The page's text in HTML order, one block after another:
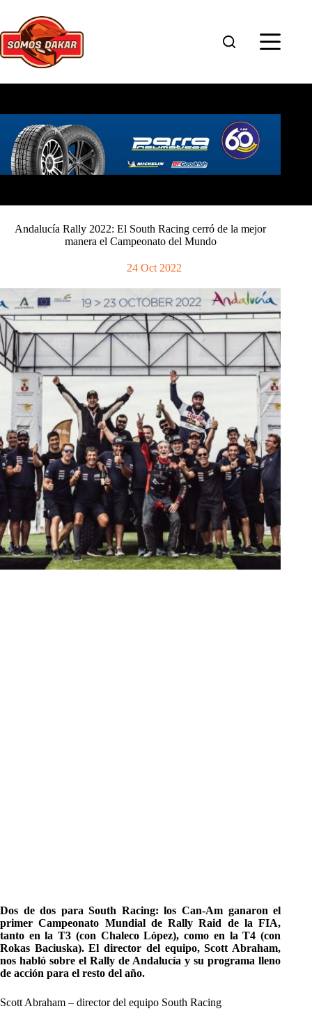
contenido
Andalucía Rally 2022: El South Racing cerró de la mejor
manera el Campeonato del Mundo
24 Oct 2022
Dos de dos para South Racing: los Can-Am ganaron el
primer Campeonato Mundial de Rally Raid de la FIA,
tanto en la T3 (con Chaleco López), como en la T4 (con
Rokas Baciuska). El director del equipo, Scott Abraham,
nos habló sobre el Rally de Andalucía y su programa lleno
de acción para el resto del año.
Scott Abraham – director del equipo South Racing